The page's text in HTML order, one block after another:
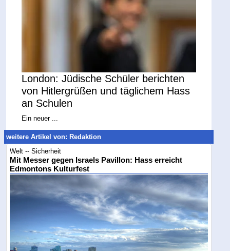
London: Jüdische Schüler berichten
von Hitlergrüßen und täglichem Hass
an Schulen
Ein neuer ...
weitere Artikel von: Redaktion
Welt -- Sicherheit
Mit Messer gegen Israels Pavillon: Hass erreicht
Edmontons Kulturfest